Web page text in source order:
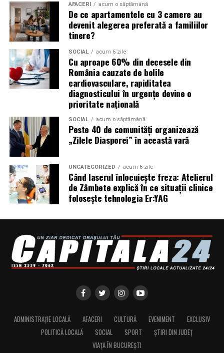
AFACERI acum o săptămână
De ce apartamentele cu 3 camere au
devenit alegerea preferată a familiilor
tinere?
SOCIAL acum 6 zile
Cu aproape 60% din decesele din
România cauzate de bolile
cardiovasculare, rapiditatea
diagnosticului în urgențe devine o
prioritate națională
SOCIAL acum o săptămână
Peste 40 de comunități organizează
„Zilele Diasporei” în această vară
UNCATEGORIZED acum 6 zile
Când laserul înlocuiește freza: Atelierul
de Zâmbete explică în ce situații clinice
folosește tehnologia Er:YAG
ADMINISTRAȚIE LOCALĂ AFACERI CULTURĂ EVENIMENT
EXCLUSIV
POLITICĂ LOCALĂ
SOCIAL SPORT
ȘTIRI DIN JUDEȚ
VIAȚA ÎN BUCUREȘTI